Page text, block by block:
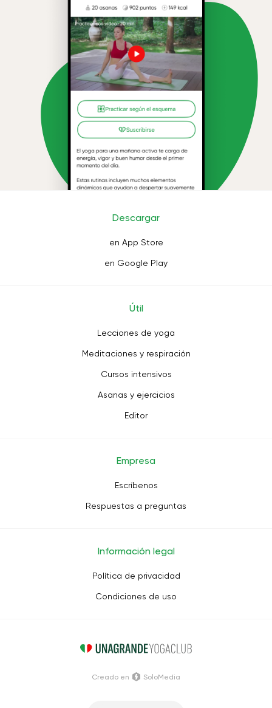
Descargar
en App Store
en Google Play
Útil
Lecciones de yoga
Meditaciones y respiración
Cursos intensivos
Asanas y ejercicios
Editor
Empresa
Escríbenos
Respuestas a preguntas
Información legal
Política de privacidad
Condiciones de uso
Creado en SoloMedia